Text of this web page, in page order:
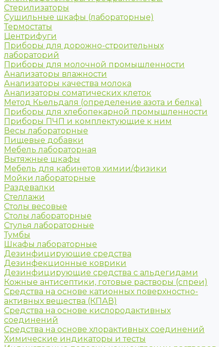
Стерилизаторы
Сушильные шкафы (лабораторные)
Термостаты
Центрифуги
Приборы для дорожно-строительных
лабораторий
Приборы для молочной промышленности
Анализаторы влажности
Анализаторы качества молока
Анализаторы соматических клеток
Метод Кьельдаля (определение азота и белка)
Приборы для хлебопекарной промышленности
Приборы ПЧП и комплектующие к ним
Весы лабораторные
Пищевые добавки
Мебель лабораторная
Вытяжные шкафы
Мебель для кабинетов химии/физики
Мойки лабораторные
Раздевалки
Стеллажи
Столы весовые
Столы лабораторные
Стулья лабораторные
Тумбы
Шкафы лабораторные
Дезинфицирующие средства
Дезинфекционные коврики
Дезинфицирующие средства с альдегидами
Кожные антисептики, готовые растворы (спреи)
Средства на основе катионных поверхностно-
активных вещества (КПАВ)
Средства на основе кислородактивных
соединений
Средства на основе хлорактивных соединений
Химические индикаторы и тесты